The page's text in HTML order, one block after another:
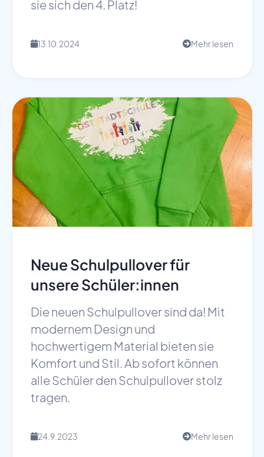
sie sich den 4. Platz!
📅13.10.2024 Mehr lesen
Neue Schulpullover für
unsere Schüler:innen
Die neuen Schulpullover sind da! Mit
modernem Design und
hochwertigem Material bieten sie
Komfort und Stil. Ab sofort können
alle Schüler den Schulpullover stolz
tragen.
📅24.9.2023 Mehr lesen